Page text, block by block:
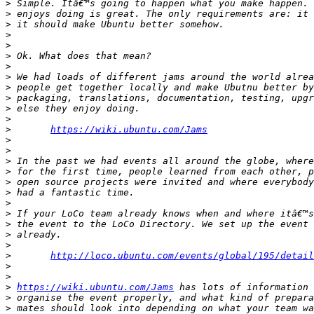
>
>
>
>
>
>
>
>
>
>
>
>
>
https://wiki.ubuntu.com/Jams
>
>
>
>
>
>
>
>
>
>
>
>
http://loco.ubuntu.com/events/global/195/
>
>
> https://wiki.ubuntu.com/Jams
>
>